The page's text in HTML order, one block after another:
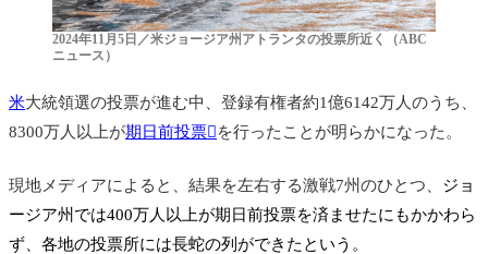
2024年11月5日／米ジョージア州アトランタの投票所近く（ABC
ニュース）
米大統領選の投票が進む中、登録有権者約1億6142万人のうち、
8300万人以上が期日前投票 を行ったことが明らかになった。
現地メディアによると、結果を左右する激戦7州のひとつ、 ジョ
ージア州では400万人以上が期日前投票を済ませたにもかかわら
ず、各地の投票所には長蛇の列ができたという。